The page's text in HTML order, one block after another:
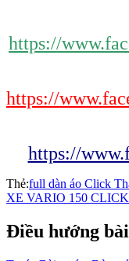
https://
https://
https://
Thẻ:full dàn áo Click
XE VARIO 150
Điều hướng